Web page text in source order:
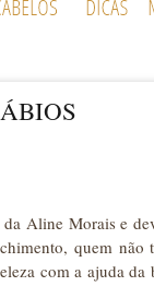
Aline Morais e
quem
com a ajuda